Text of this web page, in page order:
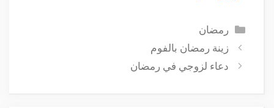
التصنيفات
رمضان
زينة رمضان بالفوم
دعاء لزوجي في رمضان